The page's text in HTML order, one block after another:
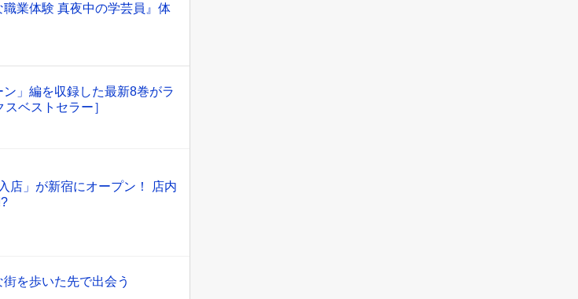
業体験 真夜中の学芸員』体
」編を収録した最新8巻がラ
ベストセラー］
店」が新宿にオープン！ 店内
を歩いた先で出会う